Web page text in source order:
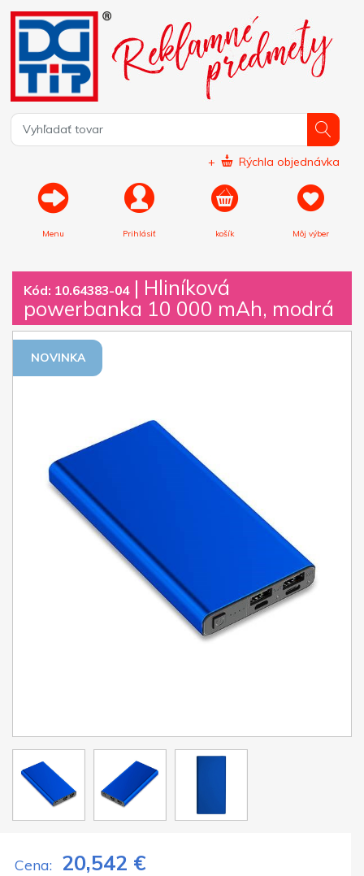
+ Rýchla objednávka
Menu Prihlásiť košík Môj výber
Kód: 10.64383-04| Hliníková
powerbanka 10 000 mAh, modrá
NOVINKA
Cena: 20,542 €